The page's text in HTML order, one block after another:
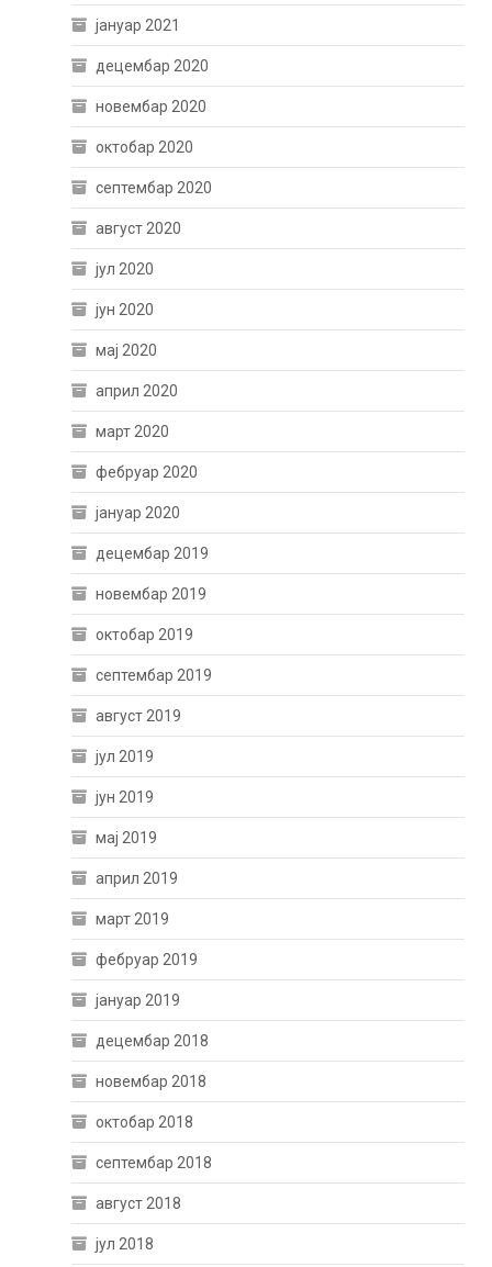
јануар 2021
децембар 2020
новембар 2020
октобар 2020
септембар 2020
август 2020
јул 2020
јун 2020
мај 2020
април 2020
март 2020
фебруар 2020
јануар 2020
децембар 2019
новембар 2019
октобар 2019
септембар 2019
август 2019
јул 2019
јун 2019
мај 2019
април 2019
март 2019
фебруар 2019
јануар 2019
децембар 2018
новембар 2018
октобар 2018
септембар 2018
август 2018
јул 2018